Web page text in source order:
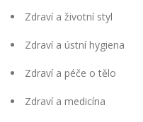
Zdraví a životní styl
Zdraví a ústní hygiena
Zdraví a péče o tělo
Zdraví a medicína